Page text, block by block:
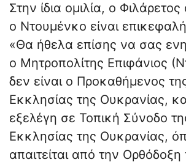
Στην ίδια ομιλία, ο
ο Ντουμένκο είναι
«Θα ήθελα επίσης να σας
ο Μητροπολίτης Επιφάνιος
δεν είναι ο Προκαθήμενος
Εκκλησίας της Ουκρανίας,
εξελέγη σε Τοπική Σύνοδο
Εκκλησίας της Ουκρανίας,
απαιτείται από την